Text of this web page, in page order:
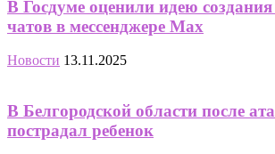
В Госдуме оценили идею
чатов в мессенджере Мах
Новости 13.11.2025
В Белгородской области после
пострадал ребенок